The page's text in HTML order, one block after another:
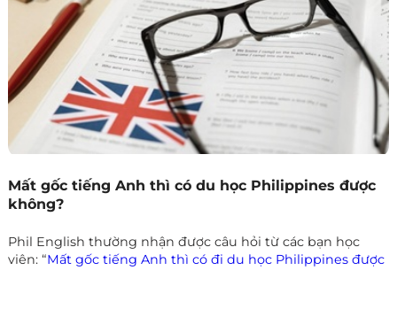
Mất gốc tiếng Anh thì có du học Philippines được
không?
Phil English thường nhận được câu hỏi từ các bạn học
viên: “Mất gốc tiếng Anh thì có đi du học Philippines được